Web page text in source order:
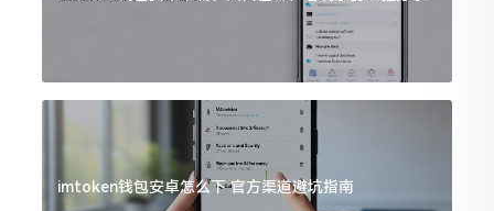
imtoken钱包安卓怎么下 官方渠道避坑指南